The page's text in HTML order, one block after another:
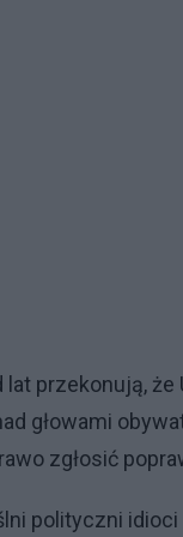
przekonują,
głowami
zgłosić
polityczni